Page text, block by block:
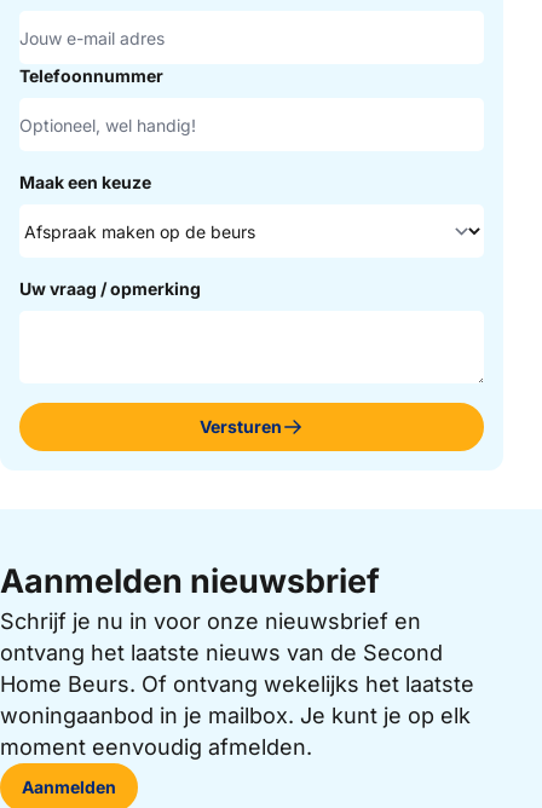
Telefoonnummer
Maak een keuze
Uw vraag / opmerking
Versturen
Aanmelden nieuwsbrief
Schrijf je nu in voor onze nieuwsbrief en
ontvang het laatste nieuws van de Second
Home Beurs. Of ontvang wekelijks het laatste
woningaanbod in je mailbox. Je kunt je op elk
moment eenvoudig afmelden.
Aanmelden